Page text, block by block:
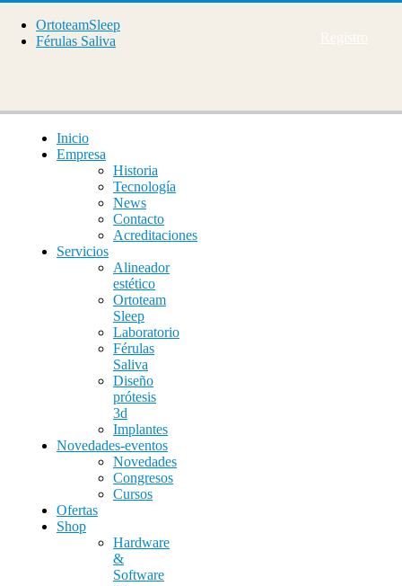
Registro
OrtoteamSleep
Férulas Saliva
Inicio
Empresa
Historia
Tecnología
News
Contacto
Acreditaciones
Servicios
Alineador
estético
Ortoteam
Sleep
Laboratorio
Férulas
Saliva
Diseño
prótesis
3d
Implantes
Novedades-eventos
Novedades
Congresos
Cursos
Ofertas
Shop
Hardware
&
Software